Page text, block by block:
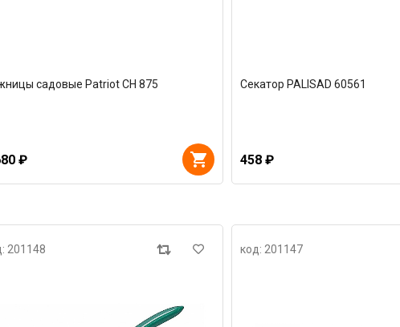
садовые Patriot CH 875
₽
Секатор PALISAD 60561
458 ₽
201148 код: 201147